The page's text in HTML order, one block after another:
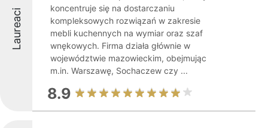
Laureaci
koncentruje się na dostarczaniu
kompleksowych rozwiązań w zakresie
mebli kuchennych na wymiar oraz szaf
wnękowych. Firma działa głównie w
województwie mazowieckim, obejmując
m.in. Warszawę, Sochaczew czy ...
8.9